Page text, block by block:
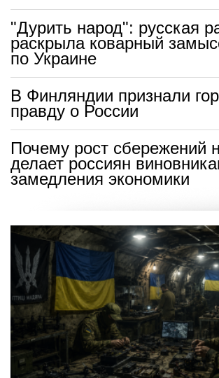
"Дурить народ": русская
раскрыла коварный
по Украине
В Финляндии признали
правду о России
Почему рост сбережений
делает россиян
замедления экономики